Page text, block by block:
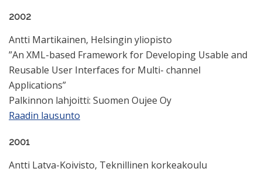
2002
Antti Martikainen, Helsingin yliopisto
”An XML-based Framework for Developing Usable and
Reusable User Interfaces for Multi- channel
Applications”
Palkinnon lahjoitti: Suomen Oujee Oy
Raadin lausunto
2001
Antti Latva-Koivisto, Teknillinen korkeakoulu